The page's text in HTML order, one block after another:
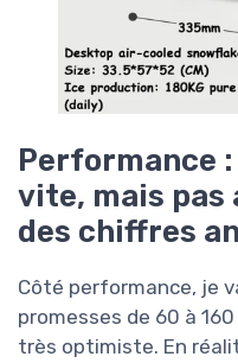
Performance
vite, mais pas
des chiffres
Côté performance, je
promesses de 60 à
très optimiste. En